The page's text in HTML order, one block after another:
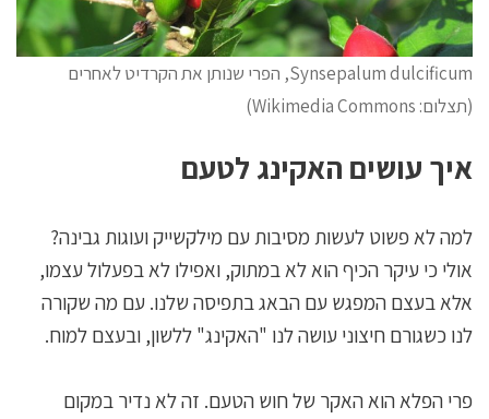
Synsepalum dulcificum, הפרי שנותן את הקרדיט לאחרים
(תצלום: Wikimedia Commons)
איך עושים האקינג לטעם
למה לא פשוט לעשות מסיבות עם מילקשייק ועוגות גבינה?
אולי כי עיקר הכיף הוא לא במתוק, ואפילו לא בפעלול עצמו,
אלא בעצם המפגש עם הבאג בתפיסה שלנו. עם מה שקורה
לנו כשגורם חיצוני עושה לנו "האקינג" ללשון, ובעצם למוח.
פרי הפלא הוא האקר של חוש הטעם. זה לא נדיר במקום